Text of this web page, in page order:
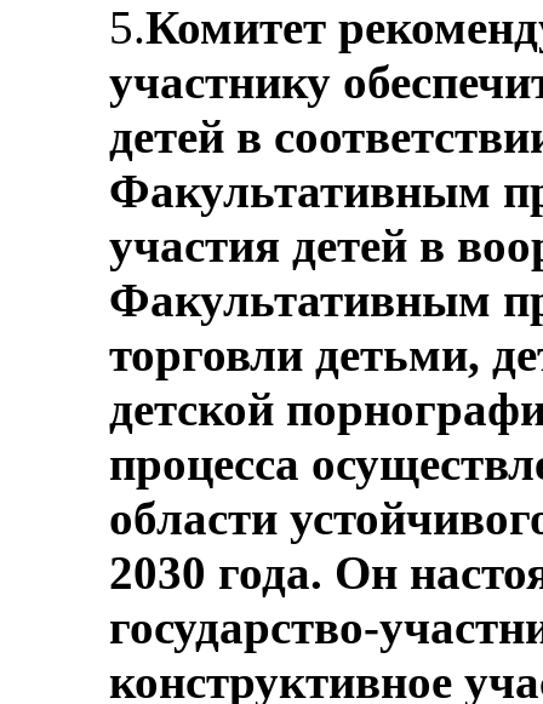
5.Комитет
участнику
детей в
Факультативным
участия детей в
Факультативным
торговли детьми,
детской
процесса
области
2030 года. Он
государство-
конструктивное